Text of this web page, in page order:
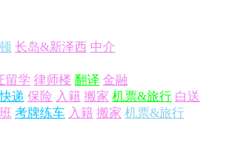
长岛&新泽西 中介
留学 律师楼 翻译 金融
快递 保险 入籍 搬家 机票&旅行 白送
考牌练车 入籍 搬家 机票&旅行